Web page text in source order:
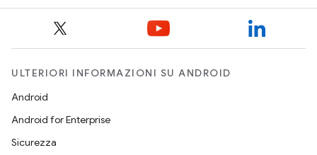
ULTERIORI INFORMAZIONI SU ANDROID
Android
Android for Enterprise
Sicurezza